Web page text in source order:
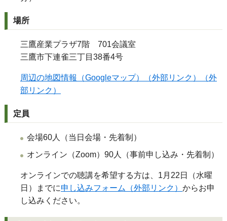
場所
三鷹産業プラザ7階 701会議室
三鷹市下連雀三丁目38番4号
周辺の地図情報（Googleマップ）（外部リンク）（外
部リンク）
定員
会場60人（当日会場・先着制）
オンライン（Zoom）90人（事前申し込み・先着制）
オンラインでの聴講を希望する方は、1月22日（水曜
日）までに申し込みフォーム（外部リンク） からお申
し込みください。